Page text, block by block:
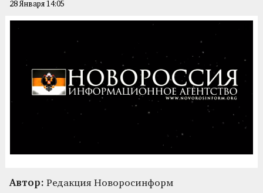
28 Января 14:05
Автор: Редакция Новоросинформ